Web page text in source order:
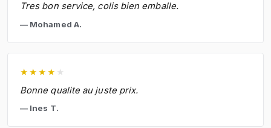
Tres bon service, colis bien emballe.
Mohamed A.
★ ★ ★ ★ ★
Bonne qualite au juste prix.
Ines T.